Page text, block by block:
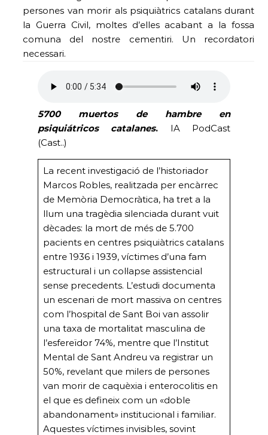
persones van morir als psiquiàtrics catalans durant
la Guerra Civil, moltes d’elles acabant a la fossa
comuna del nostre cementiri. Un recordatori
necessari.
5700 muertos de hambre en
psiquiátricos catalanes. IA PodCast
(Cast..)
La recent investigació de l’historiador
Marcos Robles, realitzada per encàrrec
de Memòria Democràtica, ha tret a la
llum una tragèdia silenciada durant vuit
dècades: la mort de més de 5.700
pacients en centres psiquiàtrics catalans
entre 1936 i 1939, víctimes d’una fam
estructural i un col·lapse assistencial
sense precedents. L’estudi documenta
un escenari de mort massiva on centres
com l’hospital de Sant Boi van assolir
una taxa de mortalitat masculina de
l’esfereïdor 74%, mentre que l’Institut
Mental de Sant Andreu va registrar un
50%, revelant que milers de persones
van morir de caquèxia i enterocolitis en
el que es defineix com un «doble
abandonament» institucional i familiar.
Aquestes víctimes invisibles, sovint